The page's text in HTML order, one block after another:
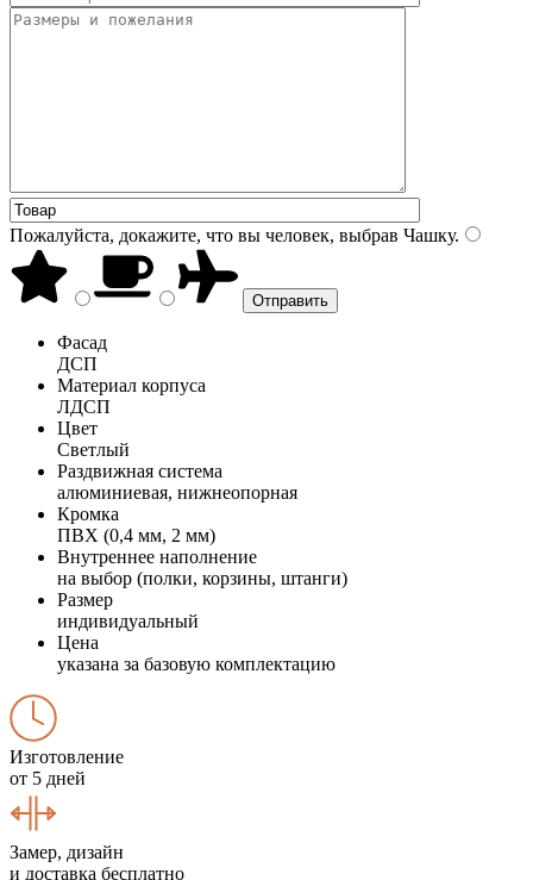
Пожалуйста, докажите, что вы человек, выбрав Чашку.
Фасад
ДСП
Материал корпуса
ЛДСП
Цвет
Светлый
Раздвижная система
алюминиевая, нижнеопорная
Кромка
ПВХ (0,4 мм, 2 мм)
Внутреннее наполнение
на выбор (полки, корзины, штанги)
Размер
индивидуальный
Цена
указана за базовую комплектацию
Изготовление
от 5 дней
Замер, дизайн
и доставка бесплатно